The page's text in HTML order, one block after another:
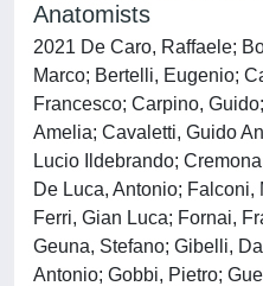
Anatomists
2021 De Caro, Raffaele;
Marco; Bertelli, Eugenio;
Francesco; Carpino,
Amelia; Cavaletti, Guido
Lucio Ildebrando;
De Luca, Antonio;
Ferri, Gian Luca; Fornai,
Geuna, Stefano; Gibelli,
Antonio; Gobbi, Pietro;